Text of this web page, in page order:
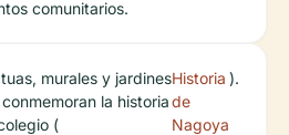
comunitarios.
murales y jardines
la historia
(
Historia
de
Nagoya
).